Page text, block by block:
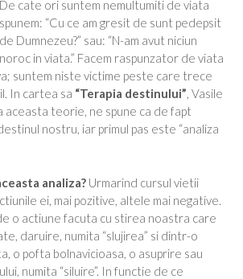
De cate ori suntem nemultumiti de viata
spunem: “Cu ce am gresit de sunt pedepsit
de Dumnezeu?” sau: “N-am avut niciun
noroc in viata.” Facem raspunzator de viata
suntem niste victime peste care trece
In cartea sa “Terapia destinului”, Vasile
teorie, ne spune ca de fapt
nostru, iar primul pas este “analiza
analiza? Urmarind cursul vietii
ei, mai pozitive, altele mai negative.
o actiune facuta cu stirea noastra care
daruire, numita “slujirea” si dintr-o
o pofta bolnavicioasa, o asuprire sau
numita “siluire”. In functie de ce